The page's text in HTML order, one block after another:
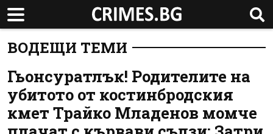
ВОДЕЩИ ТЕМИ
Гьонсуратлък! Родителите на
убитото от костинбродския
кмет Трайко Младенов момче